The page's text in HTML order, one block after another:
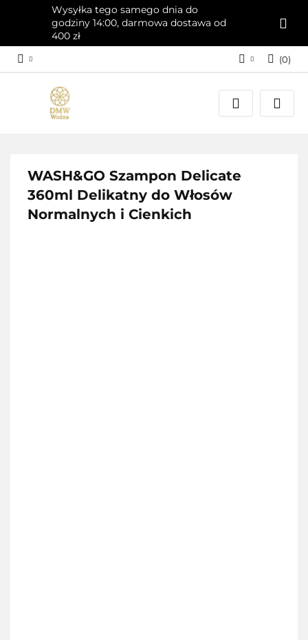
Wysyłka tego samego dnia do
godziny 14:00, darmowa dostawa od
400 zł
Zaloguj się
Załóż konto
(0)
WASH&GO Szampon Delicate
360ml Delikatny do Włosów
Normalnych i Cienkich